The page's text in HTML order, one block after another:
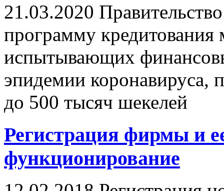
21.03.2020
программу
испытывающих
эпидемии коронавируса,
до 500 тысяч шекелей
Регистрация фирмы и
функционирование